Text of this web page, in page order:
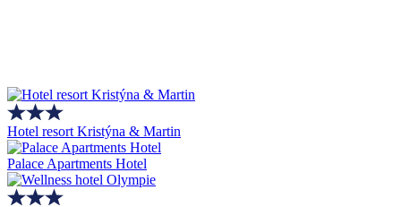
Hotel resort Kristýna & Martin
Palace Apartments Hotel